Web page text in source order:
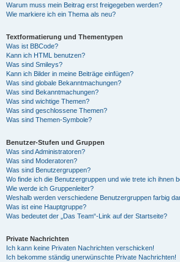
Warum muss mein Beitrag erst freigegeben werden?
Wie markiere ich ein Thema als neu?
Textformatierung und Thementypen
Was ist BBCode?
Kann ich HTML benutzen?
Was sind Smileys?
Kann ich Bilder in meine Beiträge einfügen?
Was sind globale Bekanntmachungen?
Was sind Bekanntmachungen?
Was sind wichtige Themen?
Was sind geschlossene Themen?
Was sind Themen-Symbole?
Benutzer-Stufen und Gruppen
Was sind Administratoren?
Was sind Moderatoren?
Was sind Benutzergruppen?
Wo finde ich die Benutzergruppen und wie trete ich ihnen
Wie werde ich Gruppenleiter?
Weshalb werden verschiedene Benutzergruppen farbig
Was ist eine Hauptgruppe?
Was bedeutet der „Das Team“-Link auf der Startseite?
Private Nachrichten
Ich kann keine Privaten Nachrichten verschicken!
Ich bekomme ständig unerwünschte Private Nachrichten!